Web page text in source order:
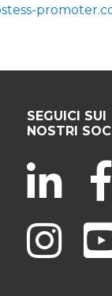
SEGUICI SUI
NOSTRI